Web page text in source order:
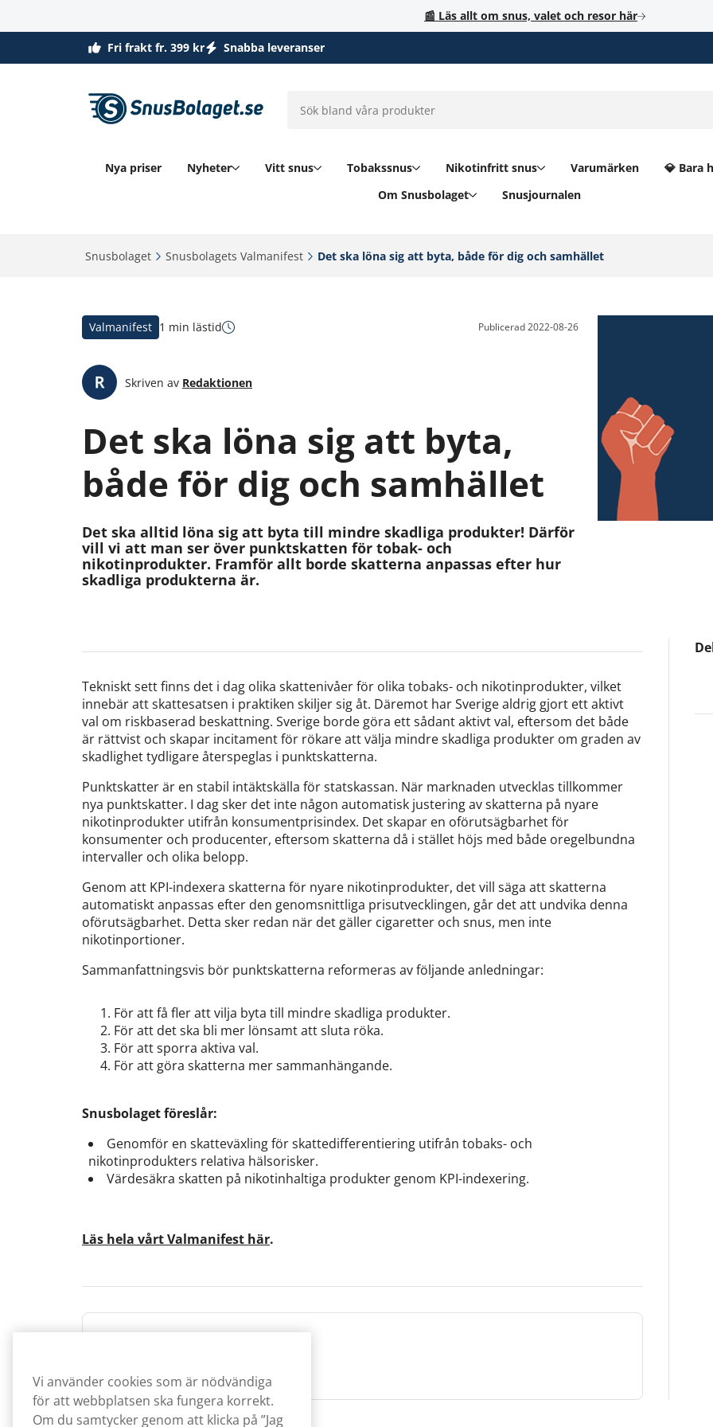
📰 Läs allt om snus, valet och resor här
Fri frakt fr. 399 kr Snabba leveranser
Nya priser Nyheter Vitt snus Tobakssnus Nikotinfritt snus Varumärken
💎 Bara
Om Snusbolaget
Snusjournalen
Snusbolaget‎ Snusbolagets Valmanifest‎ Det ska löna sig att byta, både för dig och samhället‎
Valmanifest 1 min lästid Publicerad2022-08-26
Skriven av Redaktionen
Det ska löna sig att byta,
både för dig och samhället
Det ska alltid löna sig att byta till mindre skadliga produkter! Därför
vill vi att man ser över punktskatten för tobak- och
nikotinprodukter. Framför allt borde skatterna anpassas efter hur
skadliga produkterna är.
Tekniskt sett finns det i dag olika skattenivåer för olika tobaks- och nikotinprodukter, vilket
innebär att skattesatsen i praktiken skiljer sig åt. Däremot har Sverige aldrig gjort ett aktivt
val om riskbaserad beskattning. Sverige borde göra ett sådant aktivt val, eftersom det både
är rättvist och skapar incitament för rökare att välja mindre skadliga produkter om graden av
skadlighet tydligare återspeglas i punktskatterna.
Punktskatter är en stabil intäktskälla för statskassan. När marknaden utvecklas tillkommer
nya punktskatter. I dag sker det inte någon automatisk justering av skatterna på nyare
nikotinprodukter utifrån konsumentprisindex. Det skapar en oförutsägbarhet för
konsumenter och producenter, eftersom skatterna då i stället höjs med både oregelbundna
intervaller och olika belopp.
Genom att KPI-indexera skatterna för nyare nikotinprodukter, det vill säga att skatterna
automatiskt anpassas efter den genomsnittliga prisutvecklingen, går det att undvika denna
oförutsägbarhet. Detta sker redan när det gäller cigaretter och snus, men inte
nikotinportioner.
Sammanfattningsvis bör punktskatterna reformeras av följande anledningar:
För att få fler att vilja byta till mindre skadliga produkter.
För att det ska bli mer lönsamt att sluta röka.
För att sporra aktiva val.
För att göra skatterna mer sammanhängande.
Snusbolaget föreslår:
Genomför en skatteväxling för skattedifferentiering utifrån tobaks- och
nikotinprodukters relativa hälsorisker.
Värdesäkra skatten på nikotinhaltiga produkter genom KPI-indexering.
Läs hela vårt Valmanifest här.
Vi använder cookies som är nödvändiga
för att webbplatsen ska fungera korrekt.
Om du samtycker genom att klicka på ”Jag